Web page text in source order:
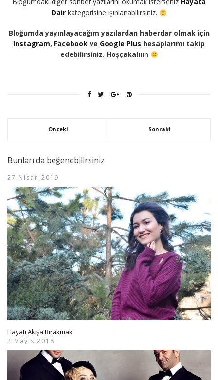
Dair kategorisine ışınlanabilirsiniz.
Bloğumda yayınlayacağım yazılardan haberdar olmak için
Instagram, Facebook ve Google Plus hesaplarımı takip
edebilirsiniz. Hoşçakalııın
Önceki Sonraki
Bunları da beğenebilirsiniz
27 Nisan 2019
Hayatı Akışa Bırakmak
2 Mayıs 2018